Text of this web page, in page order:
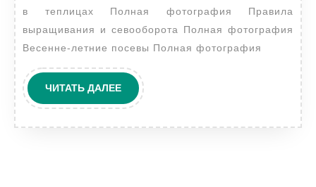
в теплицах Полная фотография Правила
выращивания и севооборота Полная фотография
Весенне-летние посевы Полная фотография
ЧИТАТЬ ДАЛЕЕЧИТАТЬ
ДАЛЕЕ